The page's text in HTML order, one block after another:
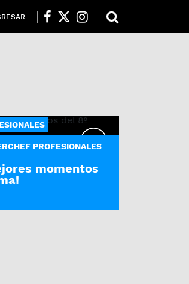
PROFESIONALES
momentos